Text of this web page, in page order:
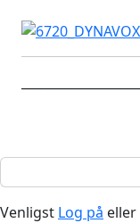
Venligst Log på eller